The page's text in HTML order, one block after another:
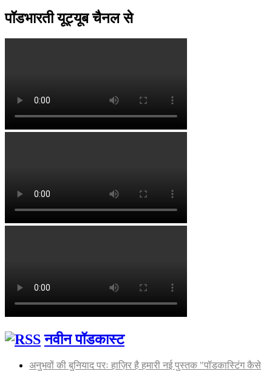
पॉडभारती यूट्यूब चैनल से
नवीन पॉडकास्ट
अनुभवों की बुनियाद परः हाज़िर है हमारी नई पुस्तक "पॉडकास्टिंग कैसे